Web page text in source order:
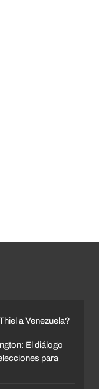
a Venezuela?
El diálogo
para